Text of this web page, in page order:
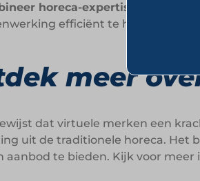
horeca-expertise met
efficiënt te houden.
meer
dat virtuele merken een
uit de traditionele horeca.
aanbod te bieden. Kijk voor meer